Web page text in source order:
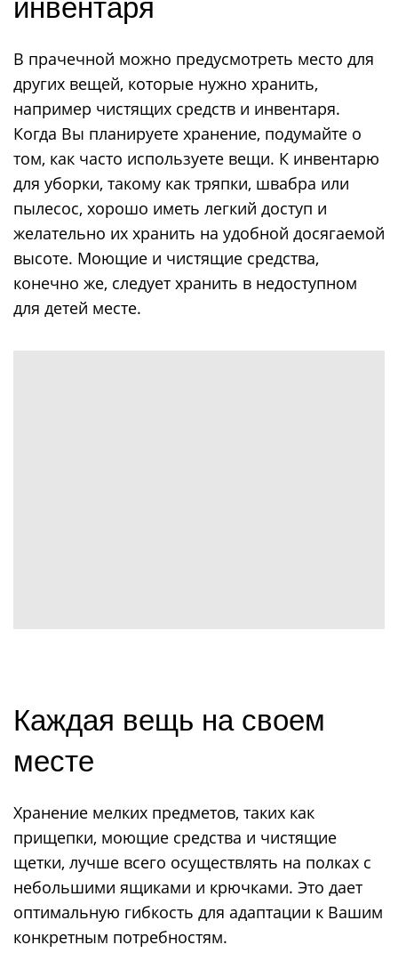
инвентаря
В прачечной можно предусмотреть место для
других вещей, которые нужно хранить,
например чистящих средств и инвентаря.
Когда Вы планируете хранение, подумайте о
том, как часто используете вещи. К инвентарю
для уборки, такому как тряпки, швабра или
пылесос, хорошо иметь легкий доступ и
желательно их хранить на удобной досягаемой
высоте. Моющие и чистящие средства,
конечно же, следует хранить в недоступном
для детей месте.
Каждая вещь на своем
месте
Хранение мелких предметов, таких как
прищепки, моющие средства и чистящие
щетки, лучше всего осуществлять на полках с
небольшими ящиками и крючками. Это дает
оптимальную гибкость для адаптации к Вашим
конкретным потребностям.